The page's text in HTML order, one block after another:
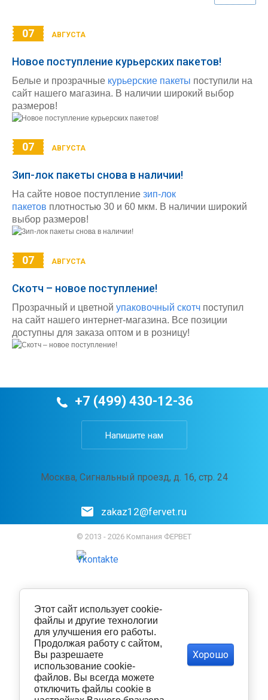
07 АВГУСТА
Новое поступление курьерских пакетов!
Белые и прозрачные курьерские пакеты поступили на
сайт нашего магазина. В наличии широкий выбор
размеров!
07 АВГУСТА
Зип-лок пакеты снова в наличии!
На сайте новое поступление зип-лок
пакетов плотностью 30 и 60 мкм. В наличии широкий
выбор размеров!
07 АВГУСТА
Скотч – новое поступление!
Прозрачный и цветной упаковочный скотч поступил
на сайт нашего интернет-магазина. Все позиции
доступны для заказа оптом и в розницу!
+7 (499) 430-12-36
Напишите нам
Москва, Сигнальный проезд, д. 16, стр. 24
zakaz12@fervet.ru
© 2013 - 2026 Компания ФЕРВЕТ
Этот сайт использует cookie-
файлы и другие технологии
для улучшения его работы.
Продолжая работу с сайтом,
Вы разрешаете
использование cookie-
файлов. Вы всегда можете
отключить файлы cookie в
Хорошо